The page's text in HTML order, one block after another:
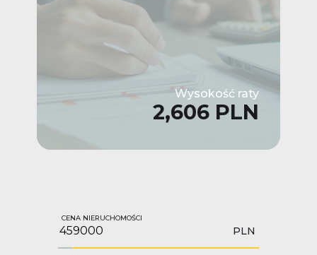
Wysokość raty
2,606 PLN
CENA NIERUCHOMOŚCI
PLN